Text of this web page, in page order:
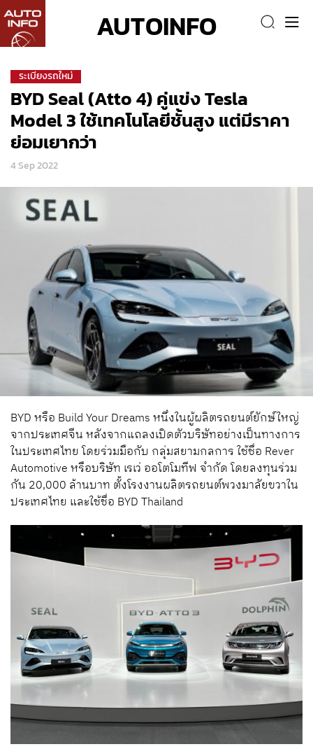
AUTOINFO
ระเบียงรถใหม่
BYD Seal (Atto 4) คู่แข่ง Tesla
Model 3 ใช้เทคโนโลยีชั้นสูง แต่มีราคา
ย่อมเยากว่า
4 Sep 2022
BYD หรือ Build Your Dreams หนึ่งในผู้ผลิตรถยนต์ยักษ์ใหญ่
จากประเทศจีน หลังจากแถลงเปิดตัวบริษัทอย่างเป็นทางการ
ในประเทศไทย โดยร่วมมือกับ กลุ่มสยามกลการ ใช้ชื่อ Rever
Automotive หรือบริษัท เรเว่ ออโตโมทีฟ จำกัด โดยลงทุนร่วม
กัน 20,000 ล้านบาท ตั้งโรงงานผลิตรถยนต์พวงมาลัยขวาใน
ประเทศไทย และใช้ชื่อ BYD Thailand